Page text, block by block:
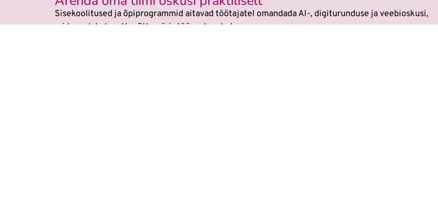
Sisekoolitused ja õpiprogrammid aitavad töötajatel omandada AI-, digiturunduse ja veebioskusi,
mida saab kohe ettevõtte päris töös rakendada.